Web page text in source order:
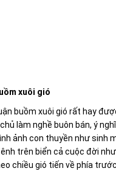
xuôi gió
buồm xuôi gió rất hay
làm nghề buôn bán, ý
ảnh con thuyền như sinh
trên biển cả cuộc đời
chiều gió tiến về phía